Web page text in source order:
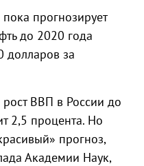
прогнозирует
до 2020 года
долларов за
рост ВВП в России до
2,5 процента. Но
прогноз,
Академии Наук,